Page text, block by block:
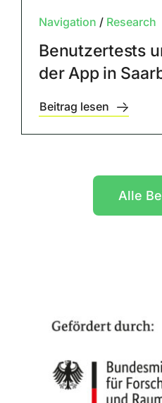
Navigation / Research
Benutzertests
der App in
Beitrag lesen
Alle